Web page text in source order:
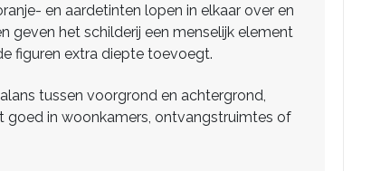
en aardetinten lopen in elkaar over en
geven het schilderij een menselijk element
figuren extra diepte toevoegt.
tussen voorgrond en achtergrond,
goed in woonkamers, ontvangstruimtes of